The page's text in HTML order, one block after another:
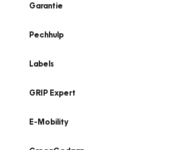
Garantie
Pechhulp
Labels
GRIP Expert
E-Mobility